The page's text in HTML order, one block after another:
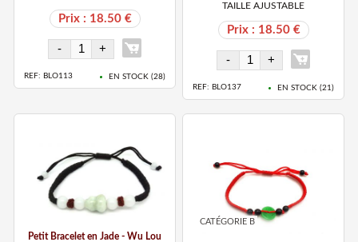
Prix : 18.50 €
REF: BLO113 EN STOCK (28)
TAILLE AJUSTABLE
Prix : 18.50 €
REF: BLO137 EN STOCK (21 )
Petit Bracelet en Jade - Wu Lou
CATÉGORIE B